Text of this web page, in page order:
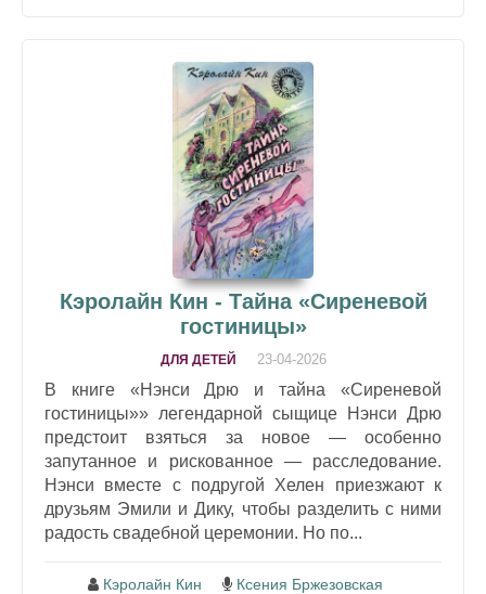
Кэролайн Кин - Тайна «Сиреневой
гостиницы»
ДЛЯ ДЕТЕЙ 23-04-2026
В книге «Нэнси Дрю и тайна «Сиреневой
гостиницы»» легендарной сыщице Нэнси Дрю
предстоит взяться за новое — особенно
запутанное и рискованное — расследование.
Нэнси вместе с подругой Хелен приезжают к
друзьям Эмили и Дику, чтобы разделить с ними
радость свадебной церемонии. Но по...
Кэролайн Кин
Ксения Бржезовская